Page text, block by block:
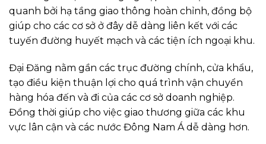
quanh bởi hạ tầng giao thông hoàn chỉnh, đồng bộ
giúp cho các cơ sở ở đây dễ dàng liên kết với các
tuyến đường huyết mạch và các tiện ích ngoại khu.
Đại Đăng nằm gần các trục đường chính, cửa khẩu,
tạo điều kiện thuận lợi cho quá trình vận chuyển
hàng hóa đến và đi của các cơ sở doanh nghiệp.
Đồng thời giúp cho việc giao thương giữa các khu
vực lân cận và các nước Đông Nam Á dễ dàng hơn.